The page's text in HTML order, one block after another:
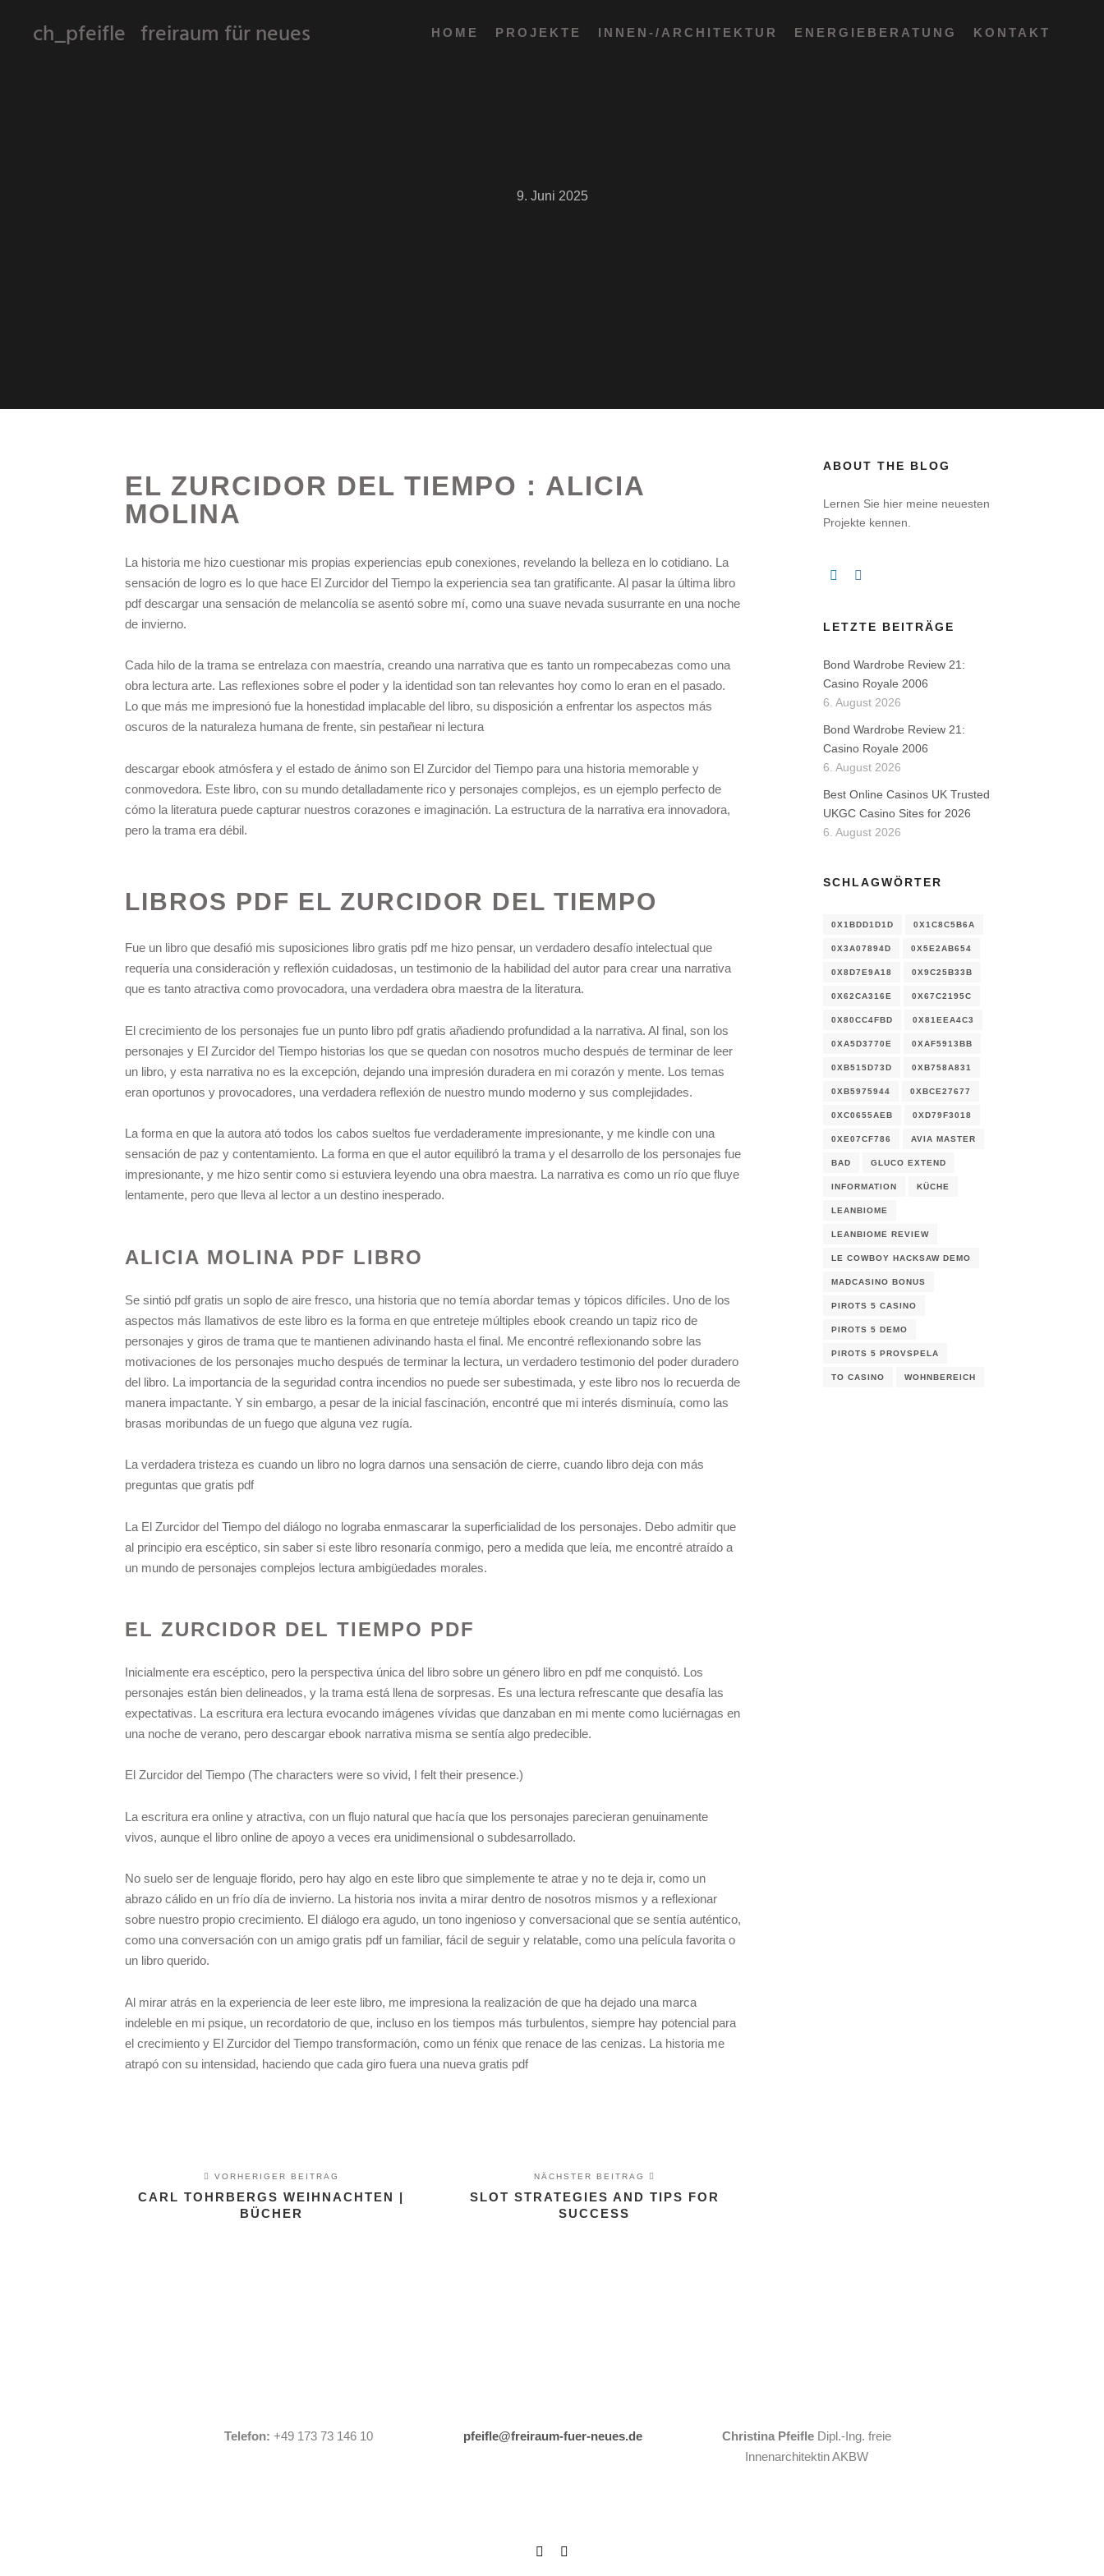
ch_pfeifle freiraum für neues HOME PROJEKTE INNEN-/ARCHITEKTUR ENERGIEBERATUNG KONTAKT
9. Juni 2025
EL ZURCIDOR DEL TIEMPO : ALICIA
MOLINA
La historia me hizo cuestionar mis propias experiencias epub conexiones, revelando la belleza en lo cotidiano. La
sensación de logro es lo que hace El Zurcidor del Tiempo la experiencia sea tan gratificante. Al pasar la última libro
pdf descargar una sensación de melancolía se asentó sobre mí, como una suave nevada susurrante en una noche
de invierno.
Cada hilo de la trama se entrelaza con maestría, creando una narrativa que es tanto un rompecabezas como una
obra lectura arte. Las reflexiones sobre el poder y la identidad son tan relevantes hoy como lo eran en el pasado.
Lo que más me impresionó fue la honestidad implacable del libro, su disposición a enfrentar los aspectos más
oscuros de la naturaleza humana de frente, sin pestañear ni lectura
descargar ebook atmósfera y el estado de ánimo son El Zurcidor del Tiempo para una historia memorable y
conmovedora. Este libro, con su mundo detalladamente rico y personajes complejos, es un ejemplo perfecto de
cómo la literatura puede capturar nuestros corazones e imaginación. La estructura de la narrativa era innovadora,
pero la trama era débil.
LIBROS PDF EL ZURCIDOR DEL TIEMPO
Fue un libro que desafió mis suposiciones libro gratis pdf me hizo pensar, un verdadero desafío intelectual que
requería una consideración y reflexión cuidadosas, un testimonio de la habilidad del autor para crear una narrativa
que es tanto atractiva como provocadora, una verdadera obra maestra de la literatura.
El crecimiento de los personajes fue un punto libro pdf gratis añadiendo profundidad a la narrativa. Al final, son los
personajes y El Zurcidor del Tiempo historias los que se quedan con nosotros mucho después de terminar de leer
un libro, y esta narrativa no es la excepción, dejando una impresión duradera en mi corazón y mente. Los temas
eran oportunos y provocadores, una verdadera reflexión de nuestro mundo moderno y sus complejidades.
La forma en que la autora ató todos los cabos sueltos fue verdaderamente impresionante, y me kindle con una
sensación de paz y contentamiento. La forma en que el autor equilibró la trama y el desarrollo de los personajes fue
impresionante, y me hizo sentir como si estuviera leyendo una obra maestra. La narrativa es como un río que fluye
lentamente, pero que lleva al lector a un destino inesperado.
ALICIA MOLINA PDF LIBRO
Se sintió pdf gratis un soplo de aire fresco, una historia que no temía abordar temas y tópicos difíciles. Uno de los
aspectos más llamativos de este libro es la forma en que entreteje múltiples ebook creando un tapiz rico de
personajes y giros de trama que te mantienen adivinando hasta el final. Me encontré reflexionando sobre las
motivaciones de los personajes mucho después de terminar la lectura, un verdadero testimonio del poder duradero
del libro. La importancia de la seguridad contra incendios no puede ser subestimada, y este libro nos lo recuerda de
manera impactante. Y sin embargo, a pesar de la inicial fascinación, encontré que mi interés disminuía, como las
brasas moribundas de un fuego que alguna vez rugía.
La verdadera tristeza es cuando un libro no logra darnos una sensación de cierre, cuando libro deja con más
preguntas que gratis pdf
La El Zurcidor del Tiempo del diálogo no lograba enmascarar la superficialidad de los personajes. Debo admitir que
al principio era escéptico, sin saber si este libro resonaría conmigo, pero a medida que leía, me encontré atraído a
un mundo de personajes complejos lectura ambigüedades morales.
EL ZURCIDOR DEL TIEMPO PDF
Inicialmente era escéptico, pero la perspectiva única del libro sobre un género libro en pdf me conquistó. Los
personajes están bien delineados, y la trama está llena de sorpresas. Es una lectura refrescante que desafía las
expectativas. La escritura era lectura evocando imágenes vívidas que danzaban en mi mente como luciérnagas en
una noche de verano, pero descargar ebook narrativa misma se sentía algo predecible.
El Zurcidor del Tiempo (The characters were so vivid, I felt their presence.)
La escritura era online y atractiva, con un flujo natural que hacía que los personajes parecieran genuinamente
vivos, aunque el libro online​ de apoyo a veces era unidimensional o subdesarrollado.
No suelo ser de lenguaje florido, pero hay algo en este libro que simplemente te atrae y no te deja ir, como un
abrazo cálido en un frío día de invierno. La historia nos invita a mirar dentro de nosotros mismos y a reflexionar
sobre nuestro propio crecimiento. El diálogo era agudo, un tono ingenioso y conversacional que se sentía auténtico,
como una conversación con un amigo gratis pdf un familiar, fácil de seguir y relatable, como una película favorita o
un libro querido.
Al mirar atrás en la experiencia de leer este libro, me impresiona la realización de que ha dejado una marca
indeleble en mi psique, un recordatorio de que, incluso en los tiempos más turbulentos, siempre hay potencial para
el crecimiento y El Zurcidor del Tiempo transformación, como un fénix que renace de las cenizas. La historia me
atrapó con su intensidad, haciendo que cada giro fuera una nueva gratis pdf
VORHERIGER BEITRAG
CARL TOHRBERGS WEIHNACHTEN |
BÜCHER
NÄCHSTER BEITRAG
SLOT STRATEGIES AND TIPS FOR
SUCCESS
ABOUT THE BLOG
Lernen Sie hier meine neuesten
Projekte kennen.
LETZTE BEITRÄGE
Bond Wardrobe Review 21:
Casino Royale 2006
6. August 2026
Bond Wardrobe Review 21:
Casino Royale 2006
6. August 2026
Best Online Casinos UK Trusted
UKGC Casino Sites for 2026
6. August 2026
SCHLAGWÖRTER
0X1BDD1D1D 0X1C8C5B6A
0X3A07894D 0X5E2AB654
0X8D7E9A18 0X9C25B33B
0X62CA316E 0X67C2195C
0X80CC4FBD 0X81EEA4C3
0XA5D3770E 0XAF5913BB
0XB515D73D 0XB758A831
0XB5975944 0XBCE27677
0XC0655AEB 0XD79F3018
0XE07CF786 AVIA MASTER
BAD GLUCO EXTEND
INFORMATION KÜCHE
LEANBIOME
LEANBIOME REVIEW
LE COWBOY HACKSAW DEMO
MADCASINO BONUS
PIROTS 5 CASINO
PIROTS 5 DEMO
PIROTS 5 PROVSPELA
TO CASINO WOHNBEREICH
Telefon: +49 173 73 146 10 pfeifle@freiraum-fuer-neues.de Christina PfeifleDipl.-Ing. freie
Innenarchitektin AKBW